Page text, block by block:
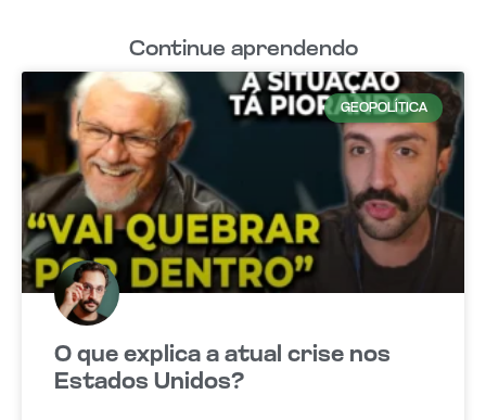
Continue aprendendo
GEOPOLÍTICA
O que explica a atual crise nos
Estados Unidos?